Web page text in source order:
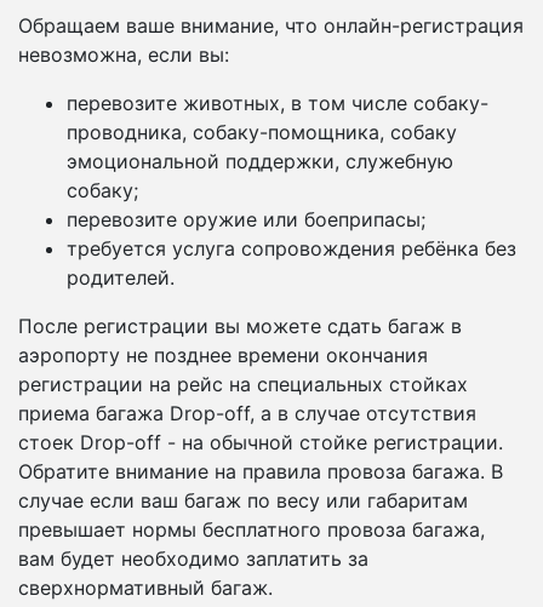
Обращаем ваше внимание, что онлайн-регистрация
невозможна, если вы:
перевозите животных, в том числе собаку-
проводника, собаку-помощника, собаку
эмоциональной поддержки, служебную
собаку;
перевозите оружие или боеприпасы;
требуется услуга сопровождения ребёнка без
родителей.
После регистрации вы можете сдать багаж в
аэропорту не позднее времени окончания
регистрации на рейс на специальных стойках
приема багажа Drop-off, а в случае отсутствия
стоек Drop-off - на обычной стойке регистрации.
Обратите внимание на правила провоза багажа. В
случае если ваш багаж по весу или габаритам
превышает нормы бесплатного провоза багажа,
вам будет необходимо заплатить за
сверхнормативный багаж.